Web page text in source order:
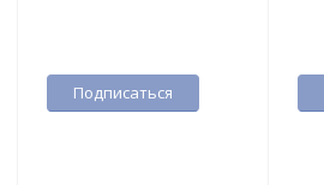
Подписаться